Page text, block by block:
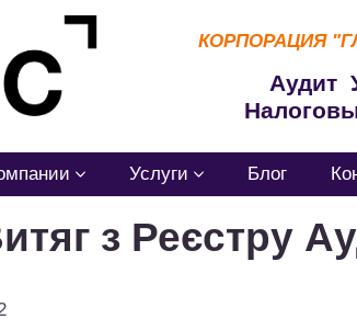
КОРПОРАЦИЯ
Аудит
Услуги Блог
з Реєстру